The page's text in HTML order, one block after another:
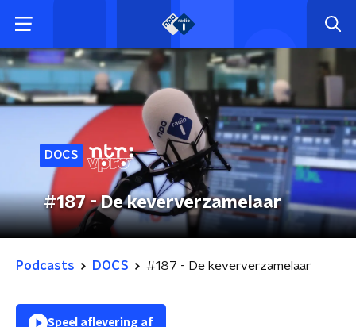
DOCS
#187 - De keververzamelaar
Podcasts DOCS #187 - De keververzamelaar
Speel aflevering af